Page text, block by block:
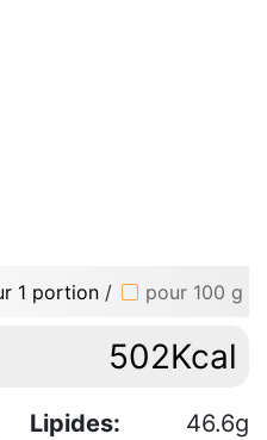
1 portion / pour 100 g
502Kcal
Lipides:
46.6g